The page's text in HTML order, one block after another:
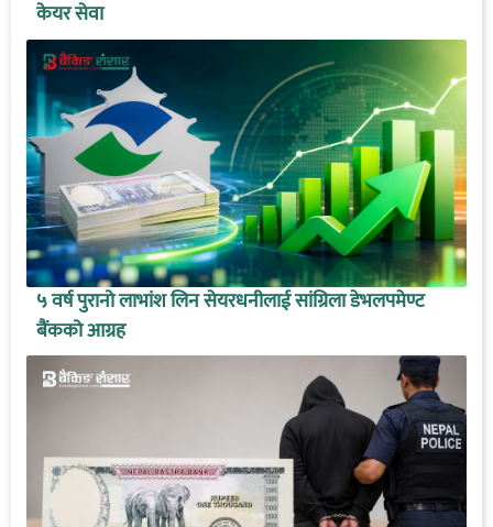
केयर सेवा
५ वर्ष पुरानो लाभांश लिन सेयरधनीलाई सांग्रिला डेभलपमेण्ट
बैंकको आग्रह